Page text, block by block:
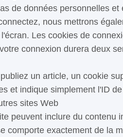
de données personnelles
nous mettrons
Les cookies de
connexion durera deux
un article, un cookie
et indique simplement l'ID
sites Web
peuvent inclure du contenu
comporte exactement de la